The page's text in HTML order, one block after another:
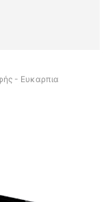
- Ευκαρπια